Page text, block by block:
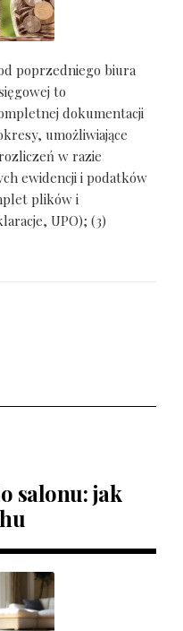
poprzedniego biura
to
dokumentacji
umożliwiające
w razie
ewidencji i podatków
plików i
UPO); (3)
salonu: jak